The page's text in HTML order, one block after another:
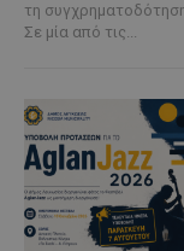
τη
Σε μία από τις...